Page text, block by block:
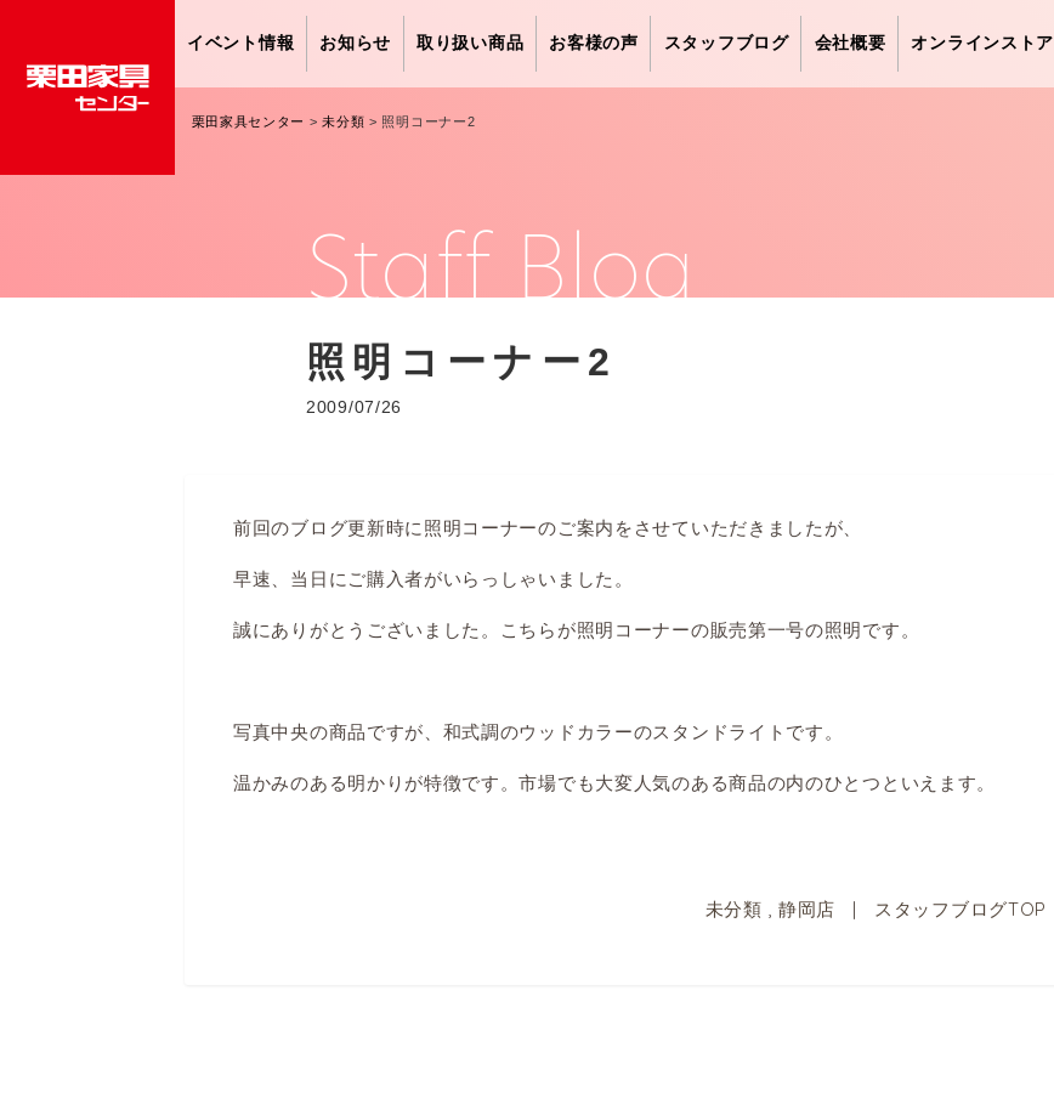
イベント情報 お知らせ 取り扱い商品 お客様の声 スタッフブログ 会社概要 オンラインストア
栗田家具センター >未分類 > 照明コーナー2
Staff Blog
照明コーナー2
2009/07/26
前回のブログ更新時に照明コーナーのご案内をさせていただきましたが、
早速、当日にご購入者がいらっしゃいました。
誠にありがとうございました。こちらが照明コーナーの販売第一号の照明です。
写真中央の商品ですが、和式調のウッドカラーのスタンドライトです。
温かみのある明かりが特徴です。市場でも大変人気のある商品の内のひとつといえます。
未分類 , 静岡店 | スタッフブログTOP